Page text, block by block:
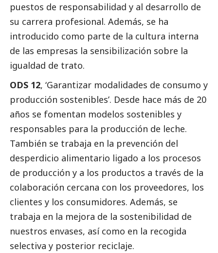
puestos de responsabilidad y al desarrollo de
su carrera profesional. Además, se ha
introducido como parte de la cultura interna
de las empresas la sensibilización sobre la
igualdad de trato.
ODS 12, ‘Garantizar modalidades de consumo y
producción sostenibles’. Desde hace más de 20
años se fomentan modelos sostenibles y
responsables para la producción de leche.
También se trabaja en la prevención del
desperdicio alimentario ligado a los procesos
de producción y a los productos a través de la
colaboración cercana con los proveedores, los
clientes y los consumidores. Además, se
trabaja en la mejora de la sostenibilidad de
nuestros envases, así como en la recogida
selectiva y posterior reciclaje.